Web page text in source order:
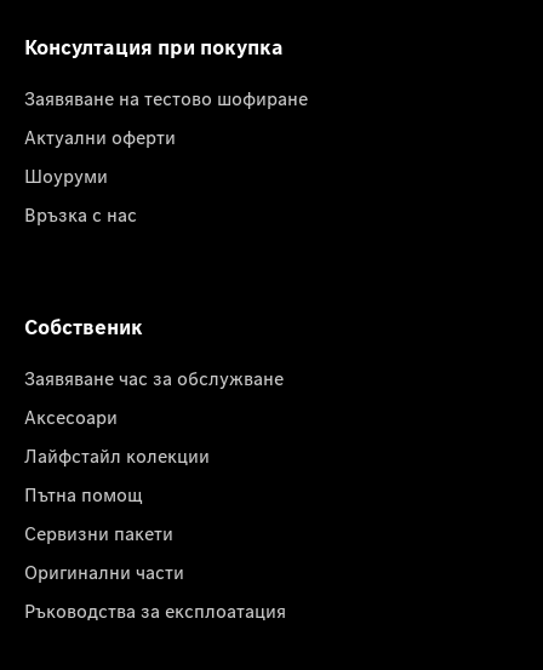
Консултация при покупка
Заявяване на тестово шофиране
Актуални оферти
Шоуруми
Връзка с нас
Собственик
Заявяване час за обслужване
Аксесоари
Лайфстайл колекции
Пътна помощ
Сервизни пакети
Оригинални части
Ръководства за експлоатация